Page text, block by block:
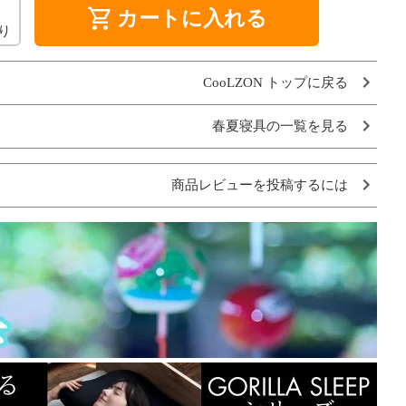
shopping_cart カートに入れる
CooLZON トップに戻る
春夏寝具の一覧を見る
商品レビューを投稿するには